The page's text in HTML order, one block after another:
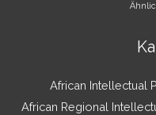
African Intellectual
African Regional